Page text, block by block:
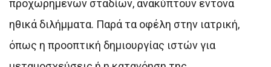
προχωρημένων σταδίων, ανακύπτουν έντονα
ηθικά διλήμματα. Παρά τα οφέλη στην ιατρική,
όπως η προοπτική δημιουργίας ιστών για